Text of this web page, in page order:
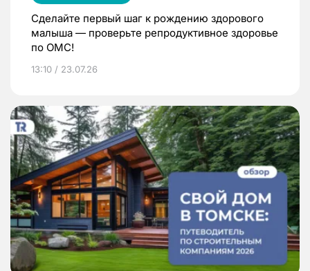
Сделайте первый шаг к рождению здорового
малыша — проверьте репродуктивное здоровье
по ОМС!
13:10 / 23.07.26